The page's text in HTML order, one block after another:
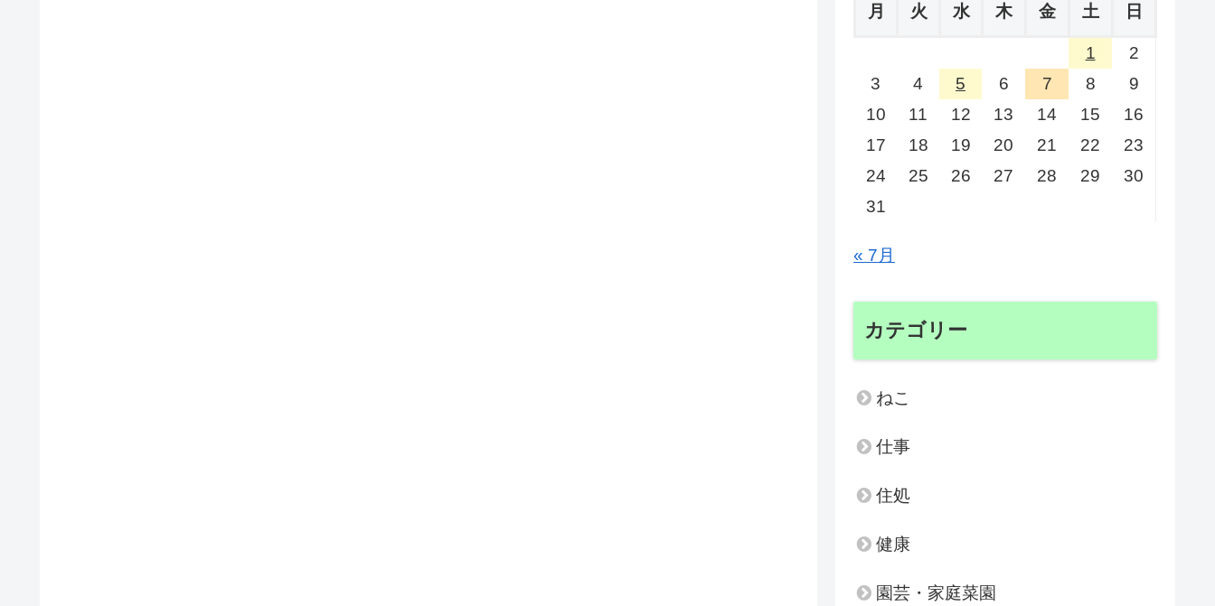
月 火 水 木 金 土 日
1
2
3
4 5 6 7 8
9
10
11 12 13 14 15
16
17
18 19 20 21 22
23
24
25 26 27 28 29
30
31
« 7月
カテゴリー
ねこ
仕事
住処
健康
園芸・家庭菜園